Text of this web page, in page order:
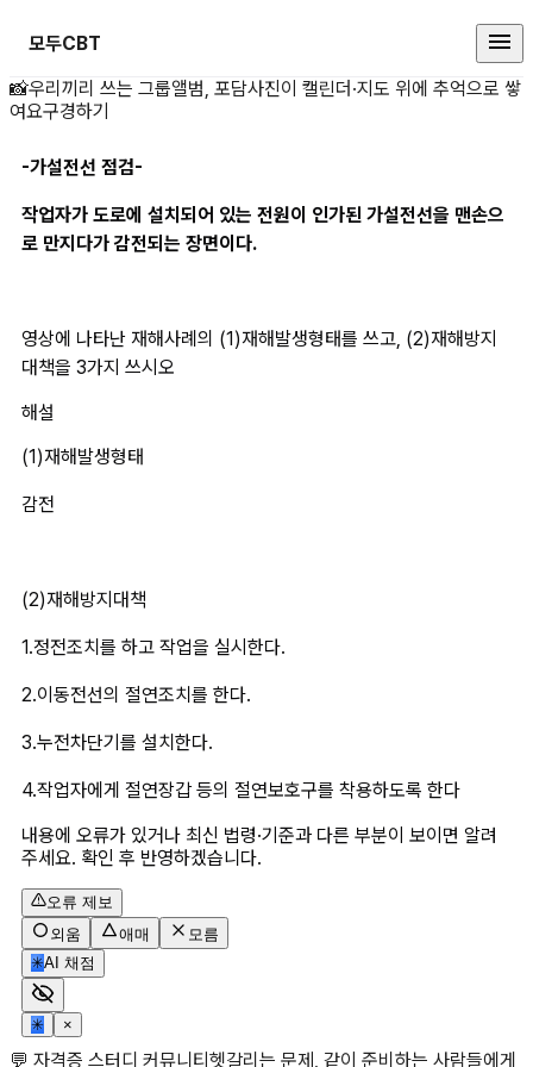
모두CBT
-가설전선 점검-작업자가 도 상세
📸우리끼리 쓰는 그룹앨범, 포담사진이 캘린더·지도 위에 추억으로 쌓
여요구경하기
-가설전선 점검-
작업자가 도로에 설치되어 있는 전원이 인가된 가설전선을 맨손으
로 만지다가 감전되는 장면이다.
영상에 나타난 재해사례의 (1)재해발생형태를 쓰고, (2)재해방지
대책을 3가지 쓰시오
해설
(1)재해발생형태
감전
(2)재해방지대책
1.정전조치를 하고 작업을 실시한다.
2.이동전선의 절연조치를 한다.
3.누전차단기를 설치한다.
4.작업자에게 절연장갑 등의 절연보호구를 착용하도록 한다
내용에 오류가 있거나 최신 법령·기준과 다른 부분이 보이면 알려
주세요. 확인 후 반영하겠습니다.
오류 제보
외움
애매
모름
✳AI 채점
✳ ×
💬 자격증 스터디 커뮤니티헷갈리는 문제, 같이 준비하는 사람들에게